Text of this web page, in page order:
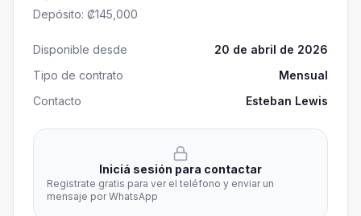
Depósito: ₡145,000
Disponible desde
20 de abril de 2026
Tipo de contrato
Mensual
Contacto
Esteban Lewis
Iniciá sesión para contactar
Registrate gratis para ver el teléfono y enviar un
mensaje por WhatsApp